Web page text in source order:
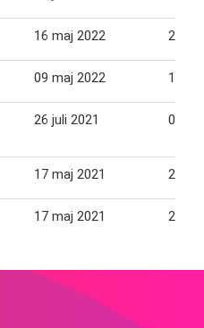
16 maj 2022 22
09 maj 2022 15
26 juli 2021 01
17 maj 2021 23
17 maj 2021 23